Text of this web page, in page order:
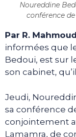
Noureddine
conférence
Par R.
informées que
Bedoui, est sur
son cabinet,
Jeudi,
sa conférence
conjointement
Lamamra, de